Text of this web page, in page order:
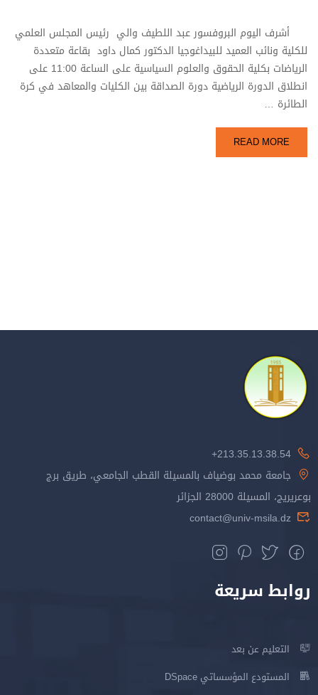
أشرف اليوم البروفسور عبد اللطيف والي رئيس المجلس العلمي
للكلية ونائب العميد للبيداغوجيا الدكتور كمال داود بقاعة متعددة
الرياضات بكلية الحقوق والعلوم السياسية على الساعة 11:00 على
انطلاق الدورة الرياضية دورة الصداقة بين الكليات والمعاهد في كرة
الطائرة …
READ MORE
213.35.13.38.54+
جامعة محمد بوضياف بالمسيلة القطب الجامعي، طريق برج
بوعريريج، المسيلة 28000 الجزائر
contact@univ-msila.dz
روابط سريعة
التعليم عن بعد
المستودع المؤسساتي DSpace